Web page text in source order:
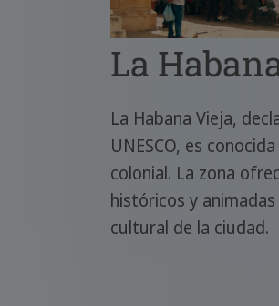
La
La Habana Vieja,
UNESCO, es
colonial. La zona
históricos y
cultural de la ciudad.